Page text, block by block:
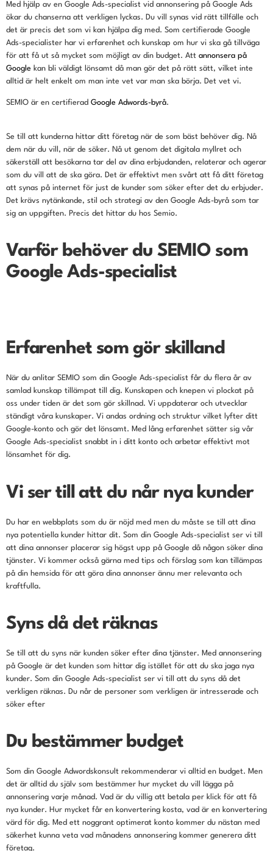
Med hjälp av en Google Ads-specialist vid annonsering på Google Ads
ökar du chanserna att verkligen lyckas. Du vill synas vid rätt tillfälle och
det är precis det som vi kan hjälpa dig med. Som certifierade Google
Ads-specialister har vi erfarenhet och kunskap om hur vi ska gå tillväga
för att få ut så mycket som möjligt av din budget. Att annonsera på
Google kan bli väldigt lönsamt då man gör det på rätt sätt, vilket inte
alltid är helt enkelt om man inte vet var man ska börja. Det vet vi.
SEMIO är en certifierad Google Adwords-byrå.
Se till att kunderna hittar ditt företag när de som bäst behöver dig. Nå
dem när du vill, när de söker. Nå ut genom det digitala myllret och
säkerställ att besökarna tar del av dina erbjudanden, relaterar och agerar
som du vill att de ska göra. Det är effektivt men svårt att få ditt företag
att synas på internet för just de kunder som söker efter det du erbjuder.
Det krävs nytänkande, stil och strategi av den Google Ads-byrå som tar
sig an uppgiften. Precis det hittar du hos Semio.
Varför behöver du SEMIO som
Google Ads-specialist
Erfarenhet som gör skilland
När du anlitar SEMIO som din Google Ads-specialist får du flera år av
samlad kunskap tillämpat till dig. Kunskapen och knepen vi plockat på
oss under tiden är det som gör skillnad. Vi uppdaterar och utvecklar
ständigt våra kunskaper. Vi andas ordning och struktur vilket lyfter ditt
Google-konto och gör det lönsamt. Med lång erfarenhet sätter sig vår
Google Ads-specialist snabbt in i ditt konto och arbetar effektivt mot
lönsamhet för dig.
Vi ser till att du når nya kunder
Du har en webbplats som du är nöjd med men du måste se till att dina
nya potentiella kunder hittar dit. Som din Google Ads-specialist ser vi till
att dina annonser placerar sig högst upp på Google då någon söker dina
tjänster. Vi kommer också gärna med tips och förslag som kan tillämpas
på din hemsida för att göra dina annonser ännu mer relevanta och
kraftfulla.
Syns då det räknas
Se till att du syns när kunden söker efter dina tjänster. Med annonsering
på Google är det kunden som hittar dig istället för att du ska jaga nya
kunder. Som din Google Ads-specialist ser vi till att du syns då det
verkligen räknas. Du når de personer som verkligen är intresserade och
söker efter
Du bestämmer budget
Som din Google Adwordskonsult rekommenderar vi alltid en budget. Men
det är alltid du själv som bestämmer hur mycket du vill lägga på
annonsering varje månad. Vad är du villig att betala per klick för att få
nya kunder. Hur mycket får en konvertering kosta, vad är en konvertering
värd för dig. Med ett noggrant optimerat konto kommer du nästan med
säkerhet kunna veta vad månadens annonsering kommer generera ditt
företag.